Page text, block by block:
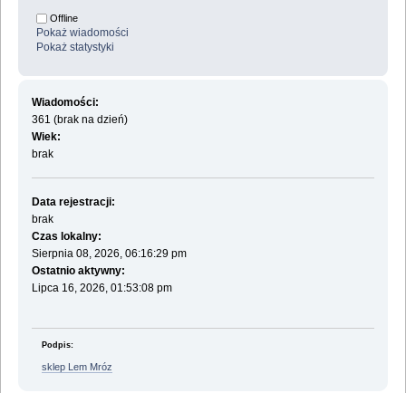
Offline
Pokaż wiadomości
Pokaż statystyki
Wiadomości:
361 (brak na dzień)
Wiek:
brak
Data rejestracji:
brak
Czas lokalny:
Sierpnia 08, 2026, 06:16:29 pm
Ostatnio aktywny:
Lipca 16, 2026, 01:53:08 pm
Podpis:
sklep Lem Mróz